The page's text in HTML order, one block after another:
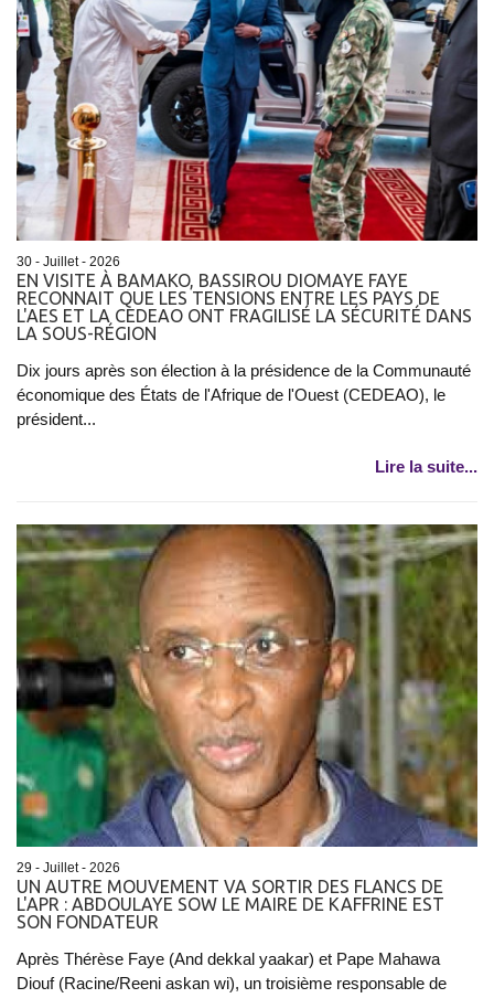
30 - Juillet - 2026
EN VISITE À BAMAKO, BASSIROU DIOMAYE FAYE
RECONNAIT QUE LES TENSIONS ENTRE LES PAYS DE
L'AES ET LA CEDEAO ONT FRAGILISÉ LA SÉCURITÉ DANS
LA SOUS-RÉGION
Dix jours après son élection à la présidence de la Communauté
économique des États de l'Afrique de l'Ouest (CEDEAO), le
président...
Lire la suite...
29 - Juillet - 2026
UN AUTRE MOUVEMENT VA SORTIR DES FLANCS DE
L'APR : ABDOULAYE SOW LE MAIRE DE KAFFRINE EST
SON FONDATEUR
Après Thérèse Faye (And dekkal yaakar) et Pape Mahawa
Diouf (Racine/Reeni askan wi), un troisième responsable de